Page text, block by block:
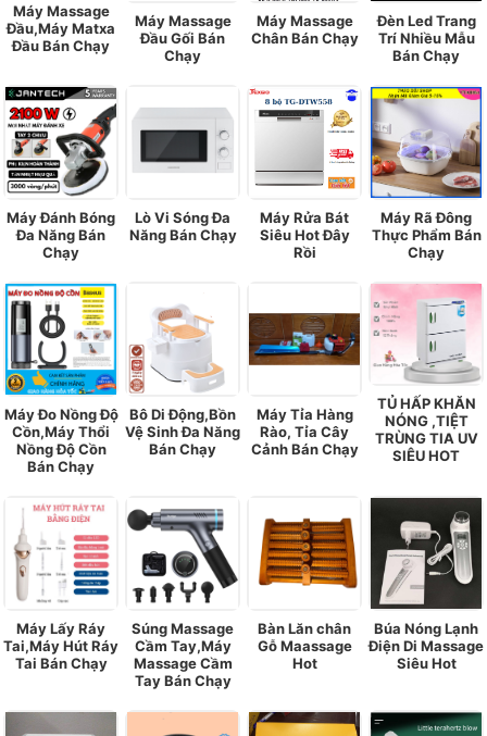
Máy Massage
Đầu,Máy Matxa
Đầu Bán Chạy
Máy Massage
Đầu Gối Bán
Chạy
Máy Massage
Chân Bán Chạy
Đèn Led Trang
Trí Nhiều Mẫu
Bán Chạy
Máy Đánh Bóng
Đa Năng Bán
Chạy
Lò Vi Sóng Đa
Năng Bán Chạy
Máy Rửa Bát
Siêu Hot Đây
Rồi
Máy Rã Đông
Thực Phẩm Bán
Chạy
Máy Đo Nồng Độ
Cồn,Máy Thổi
Nồng Độ Cồn
Bán Chạy
Bô Di Động,Bồn
Vệ Sinh Đa Năng
Bán Chạy
Máy Tỉa Hàng
Rào, Tỉa Cây
Cảnh Bán Chạy
TỦ HẤP KHĂN
NÓNG ,TIỆT
TRÙNG TIA UV
SIÊU HOT
Máy Lấy Ráy
Tai,Máy Hút Ráy
Tai Bán Chạy
Súng Massage
Cầm Tay,Máy
Massage Cầm
Tay Bán Chạy
Bàn Lăn chân
Gỗ Maassage
Hot
Búa Nóng Lạnh
Điện Di Massage
Siêu Hot